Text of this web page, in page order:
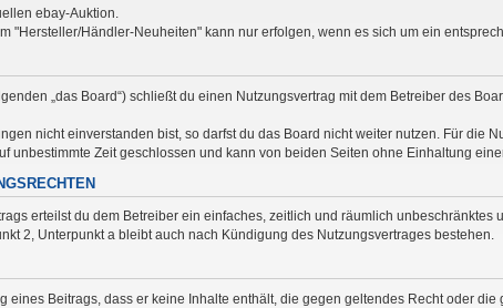
ebay-Auktion.
"Hersteller/Händler-Neuheiten" kann nur erfolgen, wenn es sich um ein
„das Board“) schließt du einen Nutzungsvertrag mit dem Betreiber des
nicht einverstanden bist, so darfst du das Board nicht weiter nutzen. Für die
unbestimmte Zeit geschlossen und kann von beiden Seiten ohne Einhaltung
erteilst du dem Betreiber ein einfaches, zeitlich und räumlich
2, Unterpunkt a bleibt auch nach Kündigung des Nutzungsvertrages bestehen.
eines Beitrags, dass er keine Inhalte enthält, die gegen geltendes Recht oder